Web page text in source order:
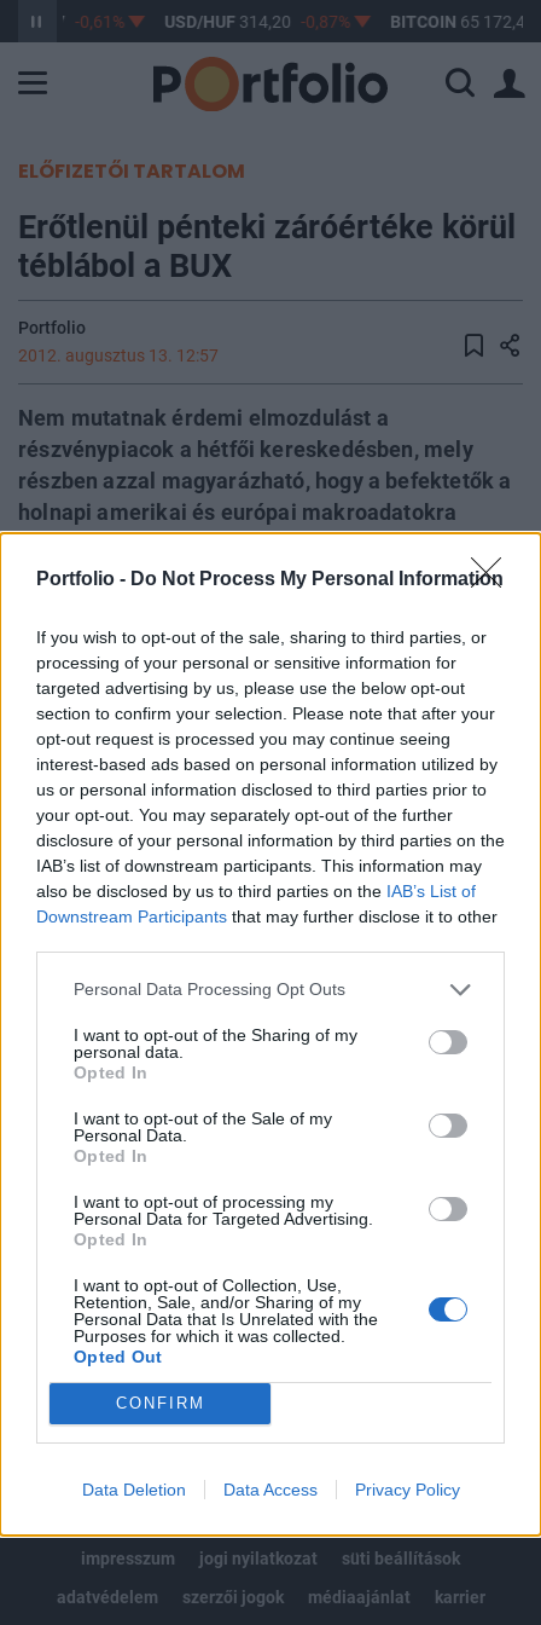
Portfolio - Do Not Process My Personal Information
If you wish to opt-out of the sale, sharing to third parties, or
processing of your personal or sensitive information for
targeted advertising by us, please use the below opt-out
section to confirm your selection. Please note that after your
opt-out request is processed you may continue seeing
interest-based ads based on personal information utilized by
us or personal information disclosed to third parties prior to
your opt-out. You may separately opt-out of the further
disclosure of your personal information by third parties on the
IAB’s list of downstream participants. This information may
also be disclosed by us to third parties on the IAB’s List of
Downstream Participants that may further disclose it to other
Personal Data Processing Opt Outs
I want to opt-out of the Sharing of my
personal data.
Opted In
I want to opt-out of the Sale of my
Personal Data.
Opted In
I want to opt-out of processing my
Personal Data for Targeted Advertising.
Opted In
I want to opt-out of Collection, Use,
Retention, Sale, and/or Sharing of my
Personal Data that Is Unrelated with the
Purposes for which it was collected.
Opted Out
CONFIRM
Data Deletion Data Access Privacy Policy
363,17 -0,61% USD/HUF314,20 -0,87% BITCOIN 65 172,40
ELŐFIZETŐI TARTALOM
Erőtlenül pénteki záróértéke körül
téblábol a BUX
Portfolio
2012. augusztus 13. 12:57
Nem mutatnak érdemi elmozdulást a
részvénypiacok a hétfői kereskedésben, mely
részben azzal magyarázható, hogy a befektetők a
holnapi amerikai és európai makroadatokra
függetleníteni a nemzetközi részvénypiacokat
pénteki záróértéke közelében tartózkodik.
A héten számtalan makrogazdasági adat várható, melyek
akár a kereskedés irányára is hatással lehetnek. A
befektetők részben a holnapi eurózónás GDP-adatra és a
német augusztusi ZEW gazdasági hangulatindexre
figyelhetnek. A nap későbbi részében az amerikai termelői
árindexet és a kiskereskedelmi forgalmi statisztikát
publikálják. Az elemzők szerint mindkettő 0,2 százalékkal...
KEDVES OLVASÓNK!
A keresett cikk a portfolio.hu hírarchívumához
regisztrációhoz kötött.
Portfolio.hu teljes cikkarchívum
Kötéslisták: BÉT elmúlt 2 év napon belüli
MÁR ELŐFIZETŐNK VAGY?BEJELENTKEZÉS
impresszum
jogi nyilatkozat
süti beállítások
adatvédelem
szerzői jogok médiaajánlat karrier